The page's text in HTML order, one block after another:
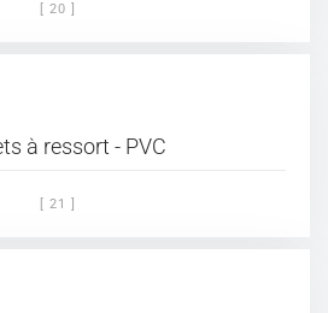
[ 20 ]
à ressort - PVC
[ 21 ]